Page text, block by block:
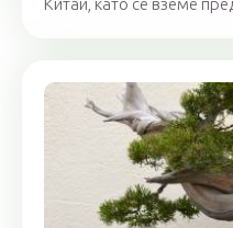
Китай, като се вземе